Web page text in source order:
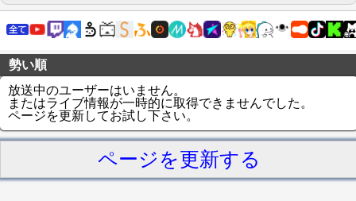
勢い順
放送中のユーザーはいません。
またはライブ情報が一時的に取得できませんでした。
ページを更新してお試し下さい。
ページを更新する